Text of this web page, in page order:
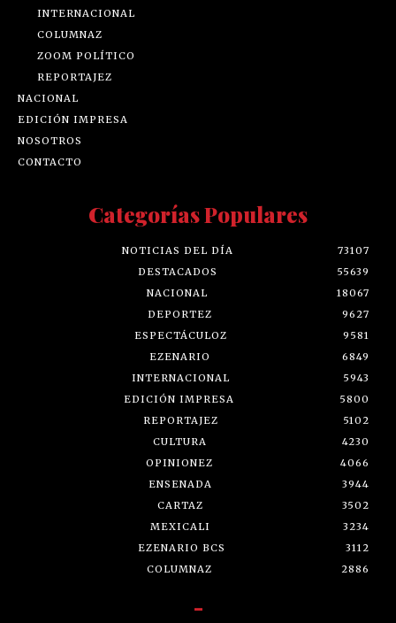
INTERNACIONAL
COLUMNAZ
ZOOM POLÍTICO
REPORTAJEZ
NACIONAL
EDICIÓN IMPRESA
NOSOTROS
CONTACTO
Categorías Populares
NOTICIAS DEL DÍA
73107
DESTACADOS
55639
NACIONAL
18067
DEPORTEZ
9627
ESPECTÁCULOZ
9581
EZENARIO
6849
INTERNACIONAL
5943
EDICIÓN IMPRESA
5800
REPORTAJEZ
5102
CULTURA
4230
OPINIONEZ
4066
ENSENADA
3944
CARTAZ
3502
MEXICALI
3234
EZENARIO BCS
3112
COLUMNAZ
2886
-